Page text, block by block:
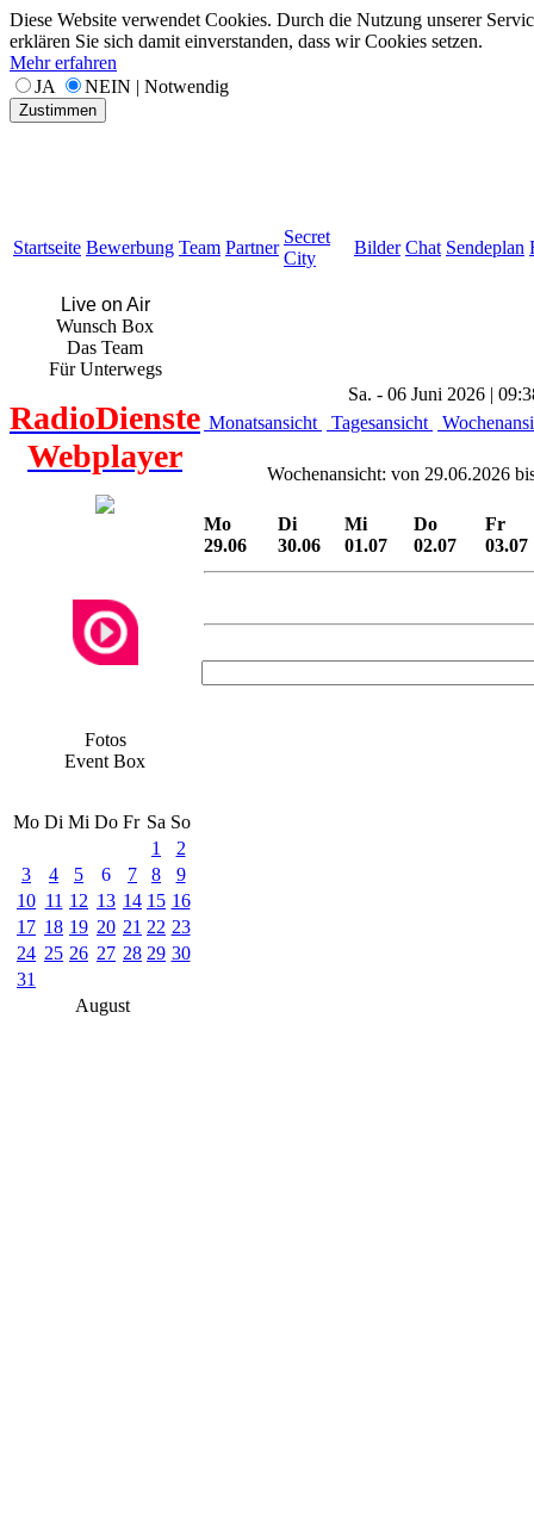
Diese Website verwendet Cookies. Durch die Nutzung unserer
erklären Sie sich damit einverstanden, dass wir Cookies setzen.
Mehr erfahren
JA
NEIN | Notwendig
Zustimmen
Startseite Bewerbung Team Partner
Secret
City
Bilder Chat Sendeplan
Live on Air
Wunsch Box
Das Team
Für Unterwegs
RadioDienste
Webplayer
Fotos
Event Box
Mo Di Mi Do Fr Sa So
1
2
3
4 5 6 7 8
9
10 11 12 13 14 15 16
17 18 19 20 21 22 23
24 25 26 27 28 29 30
31
August
Sa. - 06 Juni 2026 |
Monatsansicht
Tagesansicht
Wochenansicht: von 29.06.2026
Mo
29.06
Di
30.06
Mi
01.07
Do
02.07
Fr
03.07